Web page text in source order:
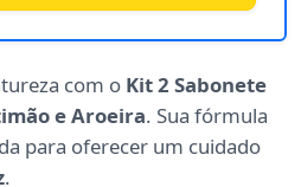
com o Kit 2 Sabonete
e Aroeira. Sua fórmula
para oferecer um cuidado
.